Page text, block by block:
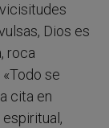
Dios es
roca
se
cita en